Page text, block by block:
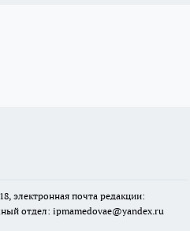
электронная почта редакции:
отдел: ipmamedovae@yandex.ru